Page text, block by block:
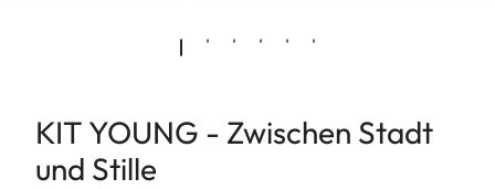
KIT YOUNG - Zwischen Stadt
und Stille